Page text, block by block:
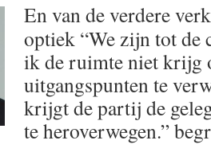
En van de verdere
optiek “We zijn tot de
ik de ruimte niet krijg
uitgangspunten te
krijgt de partij de
te heroverwegen.”